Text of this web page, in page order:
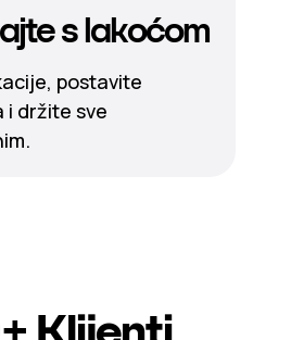
s lakoćom
postavite
i držite sve